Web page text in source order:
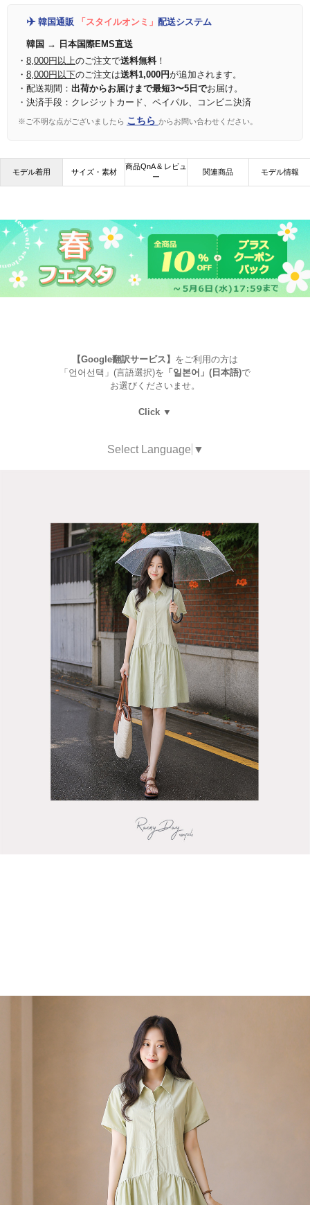
✈️ 韓国通販 「スタイルオンミ」 配送システム
韓国 → 日本国際EMS直送
・ 8,000円以上のご注文で送料無料！
・ 8,000円以下のご注文は送料1,000円が追加されます。
・配送期間： 出荷からお届けまで最短3〜5日でお届け。
・決済手段：クレジットカード、ペイパル、コンビニ決済
※ご不明な点がございましたら こちら からお問い合わせください。
モデル着用 サイズ・素材
商品QnA & レビュ
ー
関連商品 モデル情報
【Google翻訳サービス】 をご利用の方は
「언어선택」(言語選択)を 「일본어」(日本語)で
お選びくださいませ。
Click ▼
Select Language ▼